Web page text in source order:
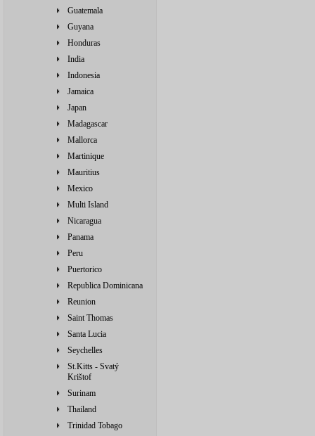
Guatemala
Guyana
Honduras
India
Indonesia
Jamaica
Japan
Madagascar
Mallorca
Martinique
Mauritius
Mexico
Multi Island
Nicaragua
Panama
Peru
Puertorico
Republica Dominicana
Reunion
Saint Thomas
Santa Lucia
Seychelles
St.Kitts - Svatý
Krištof
Surinam
Thailand
Trinidad Tobago